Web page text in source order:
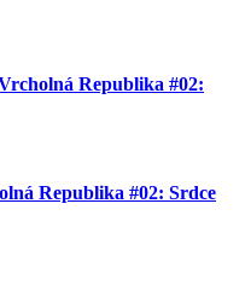
Republika #02:
Republika #02: Srdce